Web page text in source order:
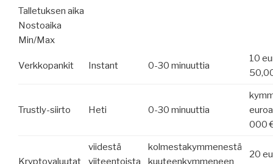
Talletuksen aika
Nostoaika
Min/Max
Verkkopankit Instant 0-30 minuuttia
10
Trustly-siirto Heti 0-30 minuuttia
000
Kryptovaluutat
viidestä
viiteentoista
kolmestakymmenestä
kuuteenkymmeneen
20